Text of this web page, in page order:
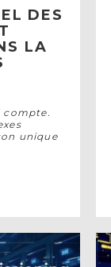
DES
LA
compte.
unique